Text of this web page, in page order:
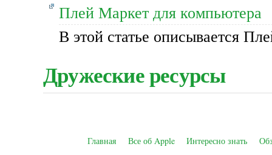
Плей Маркет для компьютера
В этой статье описывается
Дружеские ресурсы
Главная Все об Apple Интересно знать